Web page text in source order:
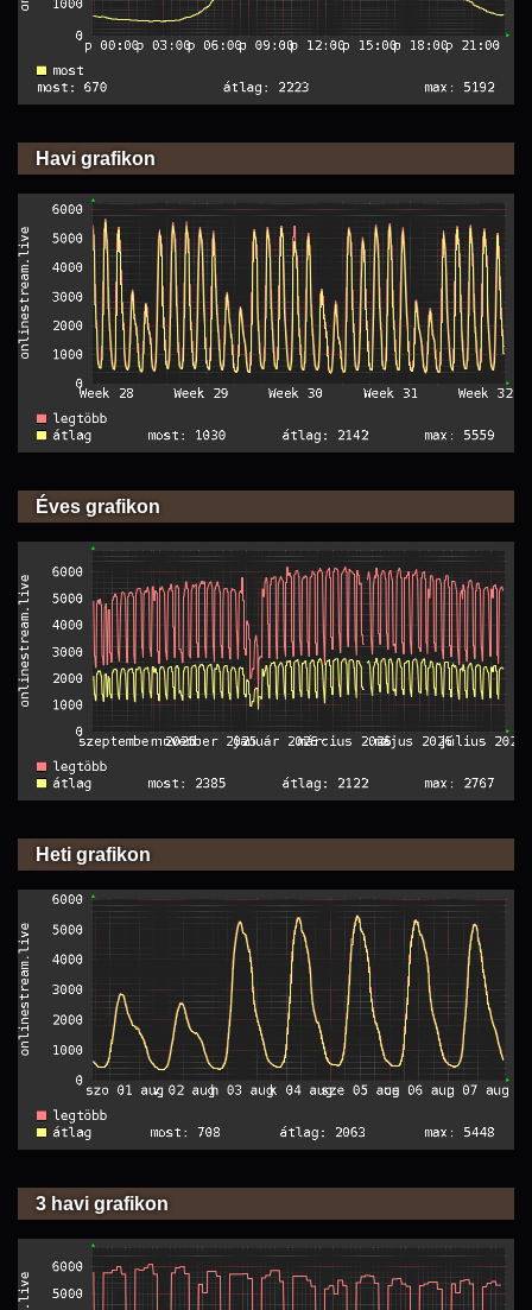
Havi grafikon
Éves grafikon
Heti grafikon
3 havi grafikon